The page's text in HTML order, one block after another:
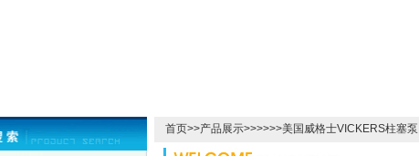
首页>>产品展示>>>>>>美国威格士VICKERS柱塞泵